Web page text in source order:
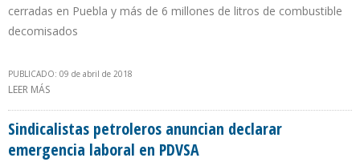
cerradas en Puebla y más de 6 millones de litros de combustible
decomisados
PUBLICADO: 09 de abril de 2018
LEER MÁS
Sindicalistas petroleros anuncian declarar
emergencia laboral en PDVSA